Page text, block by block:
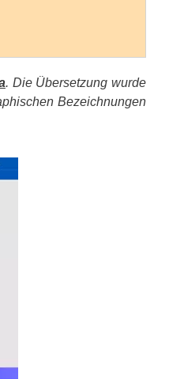
. Die Übersetzung wurde
Bezeichnungen